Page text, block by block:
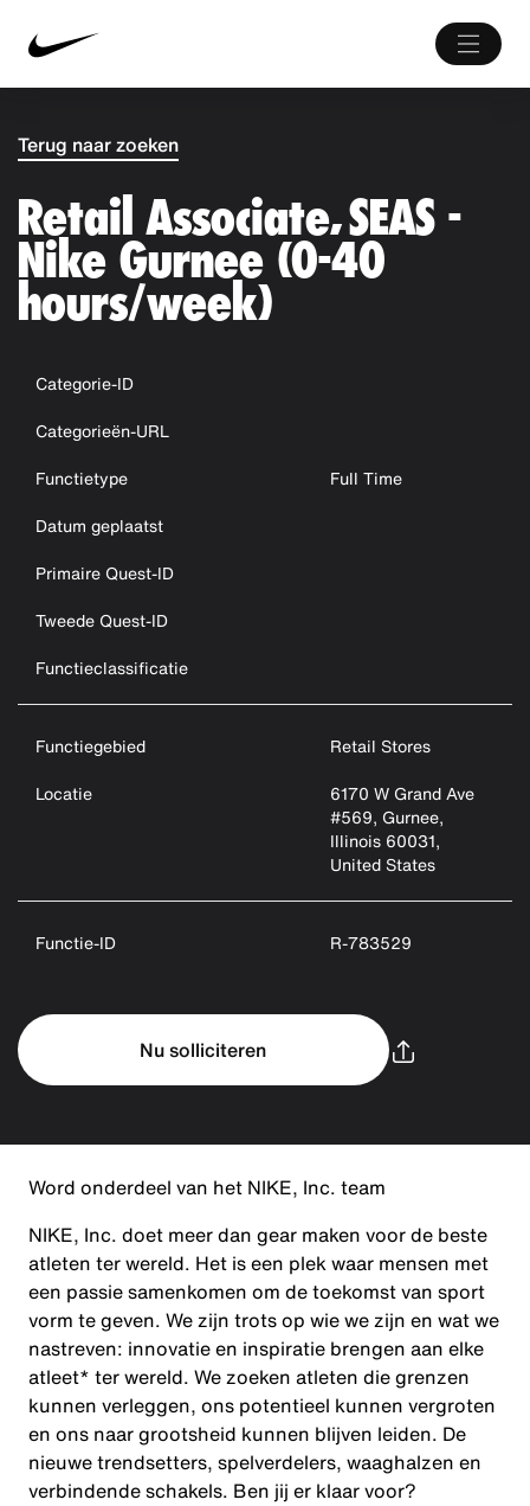
Terug naar zoeken
Retail Associate, SEAS -
Nike Gurnee (0-40
hours/week)
Categorie-ID
Categorieën-URL
Functietype
Full Time
Datum geplaatst
Primaire Quest-ID
Tweede Quest-ID
Functieclassificatie
Functiegebied
Retail Stores
Locatie
6170 W Grand Ave
#569, Gurnee,
Illinois 60031,
United States
Functie-ID R-783529
Nu solliciteren
Word onderdeel van het NIKE, Inc. team
NIKE, Inc. doet meer dan gear maken voor de beste
atleten ter wereld. Het is een plek waar mensen met
een passie samenkomen om de toekomst van sport
vorm te geven. We zijn trots op wie we zijn en wat we
nastreven: innovatie en inspiratie brengen aan elke
atleet* ter wereld. We zoeken atleten die grenzen
kunnen verleggen, ons potentieel kunnen vergroten
en ons naar grootsheid kunnen blijven leiden. De
nieuwe trendsetters, spelverdelers, waaghalzen en
verbindende schakels. Ben jij er klaar voor?